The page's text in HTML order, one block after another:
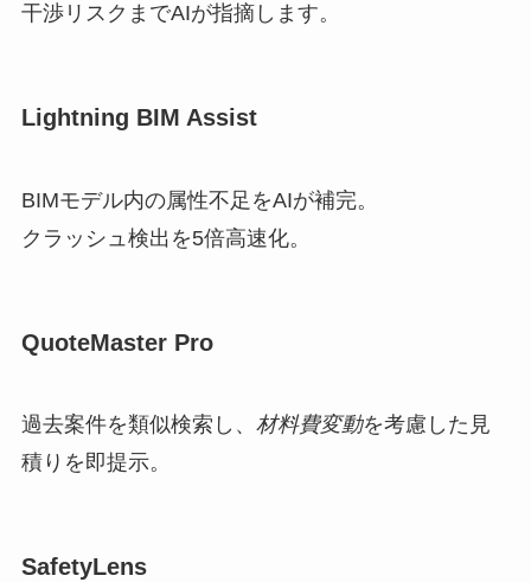
干渉リスクまでAIが指摘します。
Lightning BIM Assist
BIMモデル内の属性不足をAIが補完。
クラッシュ検出を5倍高速化。
QuoteMaster Pro
過去案件を類似検索し、 材料費変動を考慮した見
積りを即提示。
SafetyLens